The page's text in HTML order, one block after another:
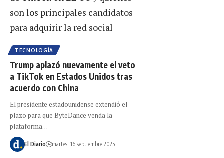
TECNOLOGÍA
Trump aplazó nuevamente el veto
a TikTok en Estados Unidos tras
acuerdo con China
El presidente estadounidense extendió el
plazo para que ByteDance venda la
plataforma…
El Diario martes, 16 septiembre 2025